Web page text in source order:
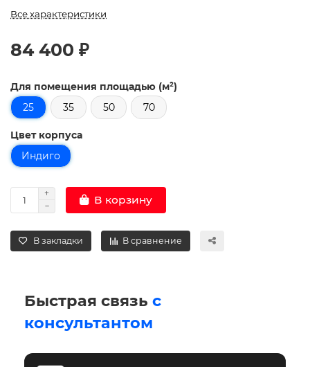
Все характеристики
84 400 ₽
Для помещения площадью (м²)
25
35 50 70
Цвет корпуса
Индиго
В корзину
В закладки В сравнение
Быстрая связь с
консультантом